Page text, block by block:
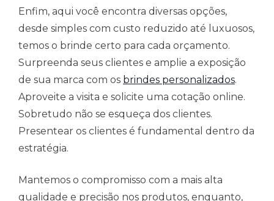
Enfim, aqui você encontra diversas opções,
desde simples com custo reduzido até luxuosos,
temos o brinde certo para cada orçamento.
Surpreenda seus clientes e amplie a exposição
de sua marca com os brindes personalizados.
Aproveite a visita e solicite uma cotação online.
Sobretudo não se esqueça dos clientes.
Presentear os clientes é fundamental dentro da
estratégia.
Mantemos o compromisso com a mais alta
qualidade e precisão nos produtos, enquanto,